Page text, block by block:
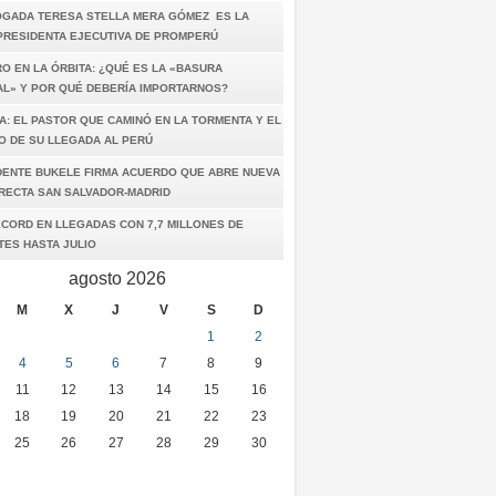
TERESA STELLA MERA GÓMEZ ES LA
EJECUTIVA DE PROMPERÚ
EN LA ÓRBITA: ¿QUÉ ES LA «BASURA
Y POR QUÉ DEBERÍA IMPORTARNOS?
EL PASTOR QUE CAMINÓ EN LA TORMENTA Y EL
DE SU LLEGADA AL PERÚ
BUKELE FIRMA ACUERDO QUE ABRE NUEVA
SAN SALVADOR-MADRID
EN LLEGADAS CON 7,7 MILLONES DE
HASTA JULIO
agosto 2026
M X J V S
D
1
2
4
5 6 7 8
9
11
12 13 14 15
16
18
19 20 21 22
23
25
26 27 28 29 30